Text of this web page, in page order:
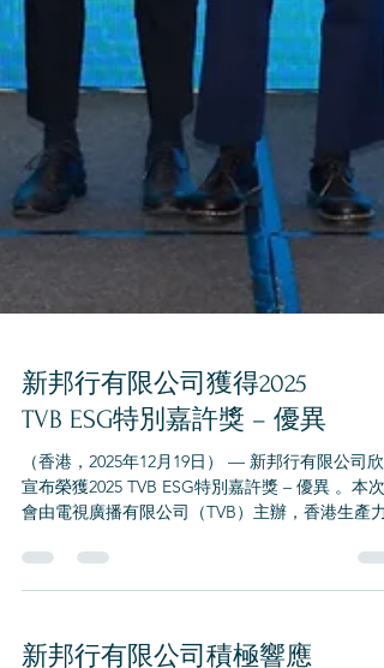
新邦行有限公司獲得2025
TVB ESG特別嘉許獎 – 優異
（香港，2025年12月19日） — 新邦行有限公司欣
會由電視廣播有限公司（TVB）主辦，香港生產力